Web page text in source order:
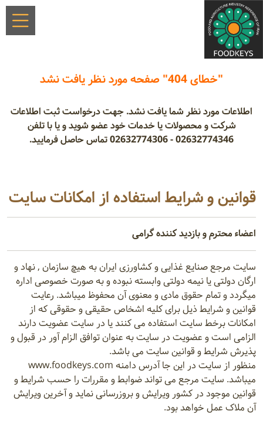
"خطای 404" صفحه مورد نظر یافت نشد
اطلاعات مورد نظر شما یافت نشد. جهت درخواست ثبت اطلاعات
شرکت و محصولات یا خدمات خود عضو شوید و یا با تلفن
02632774346 - 02632774306 تماس حاصل فرمایید.
قوانین و شرایط استفاده از امکانات سایت
اعضاء محترم و بازدید کننده گرامی
سایت مرجع صنایع غذایی و کشاورزی ایران به هیچ سازمان , نهاد و
ارگان دولتی یا نیمه دولتی وابسته نبوده و به صورت خصوصی اداره
میگردد و تمام حقوق مادی و معنوی آن محفوظ میباشد. رعایت
قوانین و شرایط ذیل برای کلیه اشخاص حقیقی و حقوقی که از
امکانات برخط سایت استفاده می کنند یا در سایت عضویت دارند
الزامی است و عضویت در سایت به عنوان توافق الزام آور در قبول و
پذیرش شرایط و قوانین سایت می باشد.
منظور از سایت در این جا آدرس دامنه www.foodkeys.com
میباشد. سایت مرجع می تواند ضوابط و مقررات را حسب شرایط و
قوانین موجود در کشور ویرایش و بروزرسانی نماید و آخرین ویرایش
آن ملاک عمل خواهد بود.